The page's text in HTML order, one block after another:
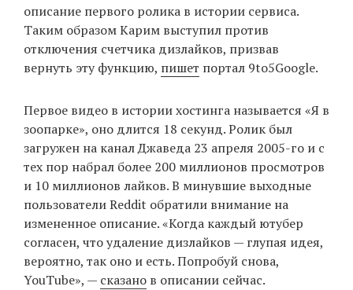
описание первого ролика в истории сервиса.
Таким образом Карим выступил против
отключения счетчика дизлайков, призвав
вернуть эту функцию, пишет портал 9to5Google.
Первое видео в истории хостинга называется «Я в
зоопарке», оно длится 18 секунд. Ролик был
загружен на канал Джаведа 23 апреля 2005-го и с
тех пор набрал более 200 миллионов просмотров
и 10 миллионов лайков. В минувшие выходные
пользователи Reddit обратили внимание на
измененное описание. «Когда каждый ютубер
согласен, что удаление дизлайков — глупая идея,
вероятно, так оно и есть. Попробуй снова,
YouTube», — сказано в описании сейчас.